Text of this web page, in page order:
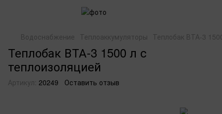
Водоснабжение Теплоаккумуляторы Теплобак ВТА-3
Теплобак ВТА-3 1500 л с
теплоизоляцией
Артикул: 20249 Оставить отзыв